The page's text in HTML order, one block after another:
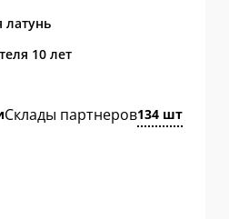
латунь
10 лет
Склады партнеров134 шт